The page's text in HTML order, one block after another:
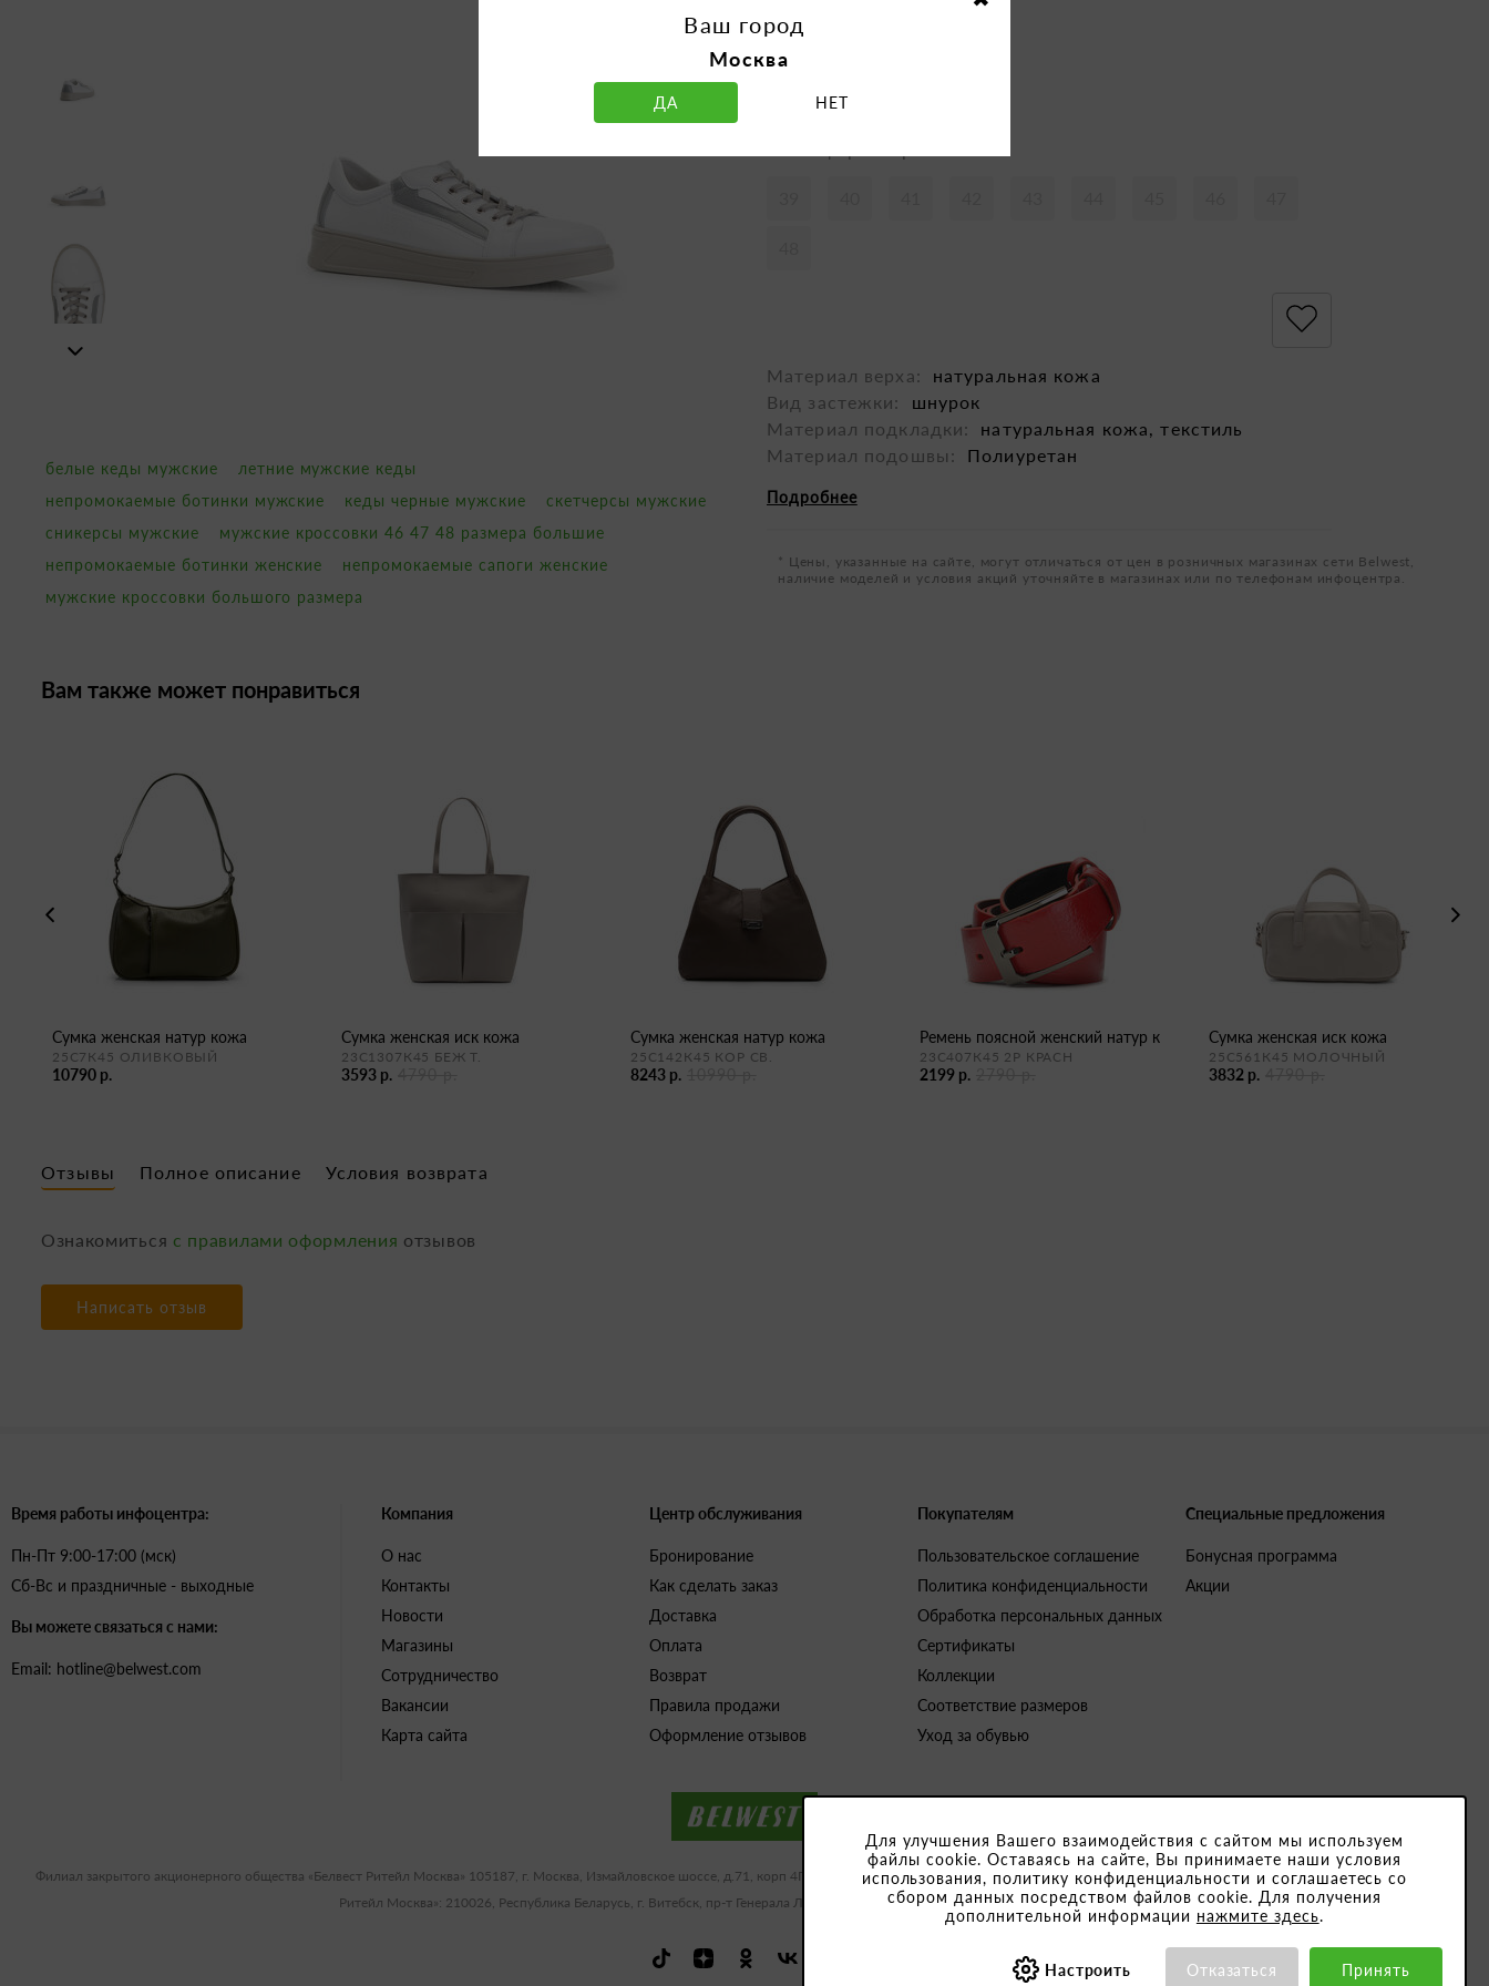
Для улучшения Вашего взаимодействия с сайтом мы используем
файлы cookie. Оставаясь на сайте, Вы принимаете наши условия
использования, политику конфиденциальности и соглашаетесь со
сбором данных посредством файлов cookie. Для получения
дополнительной информации нажмите здесь.
Настроить Отказаться Принять
белые кеды мужские
летние мужские кеды
непромокаемые ботинки мужские
кеды черные мужские
скетчерсы мужские
сникерсы мужские
мужские кроссовки 46 47 48 размера большие
непромокаемые ботинки женские
непромокаемые сапоги женские
мужские кроссовки большого размера
Материал верха:
натуральная кожа
Вид застежки:
шнурок
Материал подкладки:
натуральная кожа, текстиль
Материал подошвы:
Полиуретан
Подробнее
* Цены, указанные на сайте, могут отличаться от цен в розничных магазинах сети Belwest,
наличие моделей и условия акций уточняйте в магазинах или по телефонам инфоцентра.
Вам также может понравиться
сумка женская натур кожа
25С7К45 ОЛИВКОВЫЙ
10790 р.
сумка женская иск кожа
23С1307К45 БЕЖ Т.
3593 р.
сумка женская натур кожа
25С142К45 КОР СВ.
8243 р.
ремень поясной женский натур к
23С407К45 2Р КРАСН
2199 р.
сумка женская иск кожа
25С561К45 МОЛОЧНЫЙ
3832 р.
Отзывы Полное описание Условия возврата
Ознакомиться с правилами оформления отзывов
Написать отзыв
Время работы инфоцентра:
Пн-Пт 9:00-17:00 (мск)
Сб-Вс и праздничные - выходные
Вы можете связаться с нами:
Email: hotline@belwest.com
Компания
О нас
Контакты
Новости
Магазины
Сотрудничество
Вакансии
Карта сайта
Центр обслуживания
Бронирование
Как сделать заказ
Доставка
Оплата
Возврат
Правила продажи
Оформление отзывов
Покупателям
Пользовательское соглашение
Политика конфиденциальности
Обработка персональных данных
Сертификаты
Коллекции
Соответствие размеров
Уход за обувью
Специальные предложения
Бонусная программа
Акции
Филиал закрытого акционерного общества «Белвест Ритейл Москва» 105187, г. Москва, Измайловское шоссе, д.71, корп 4Г-Д ИНН/КПП 9909483591/774791001. Юридический адрес закрытого акционерного общества «Белвест
Ритейл Москва»: 210026, Республика Беларусь, г. Витебск, пр-т Генерала Людникова, 10-1, УНП 391815189, ОКПО 501066892000
Москва
ДА НЕТ
Ваш город